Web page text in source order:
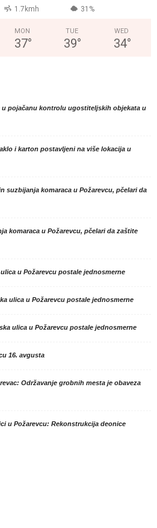
1.7kmh 31%
MON
37°
TUE
39°
WED
34°
u pojačanu kontrolu ugostiteljskih objekata u
i karton postavljeni na više lokacija u
suzbijanja komaraca u Požarevcu, pčelari da
komaraca u Požarevcu, pčelari da zaštite
u Požarevcu postale jednosmerne
ulica u Požarevcu postale jednosmerne
ulica u Požarevcu postale jednosmerne
16. avgusta
Održavanje grobnih mesta je obaveza
u Požarevcu: Rekonstrukcija deonice